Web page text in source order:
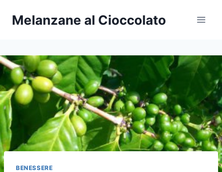
Melanzane al Cioccolato
BENESSERE